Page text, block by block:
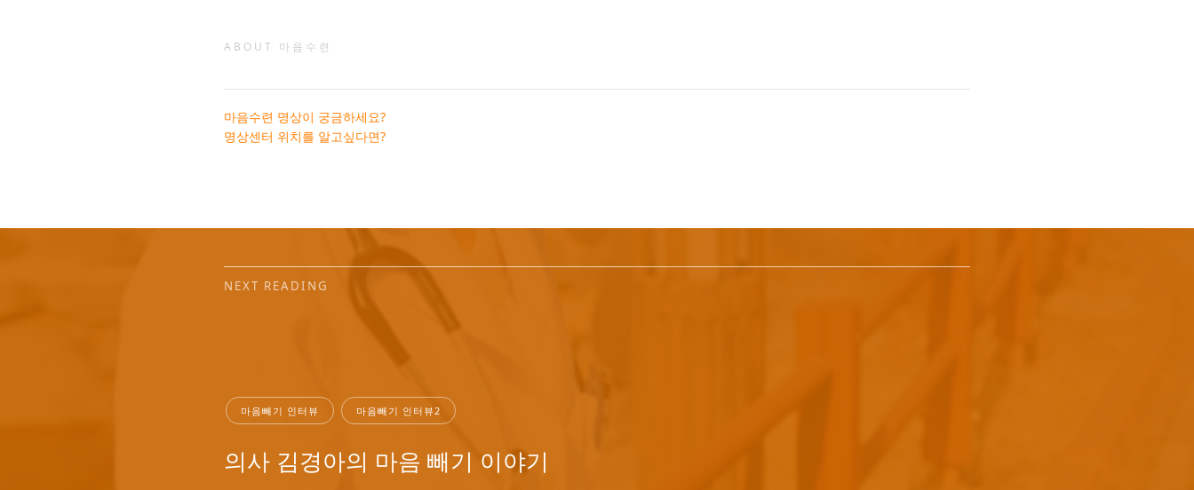
ABOUT 마음수련
마음수련 명상이 궁금하세요?
명상센터 위치를 알고싶다면?
NEXT READING
마음빼기 인터뷰 마음빼기 인터뷰2
의사 김경아의 마음 빼기 이야기